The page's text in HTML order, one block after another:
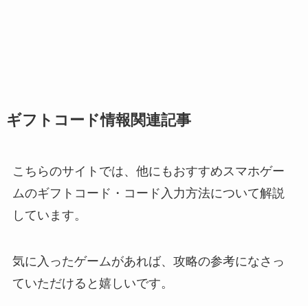
ギフトコード情報関連記事
こちらのサイトでは、他にもおすすめスマホゲー
ムのギフトコード・コード入力方法について解説
しています。
気に入ったゲームがあれば、攻略の参考になさっ
ていただけると嬉しいです。